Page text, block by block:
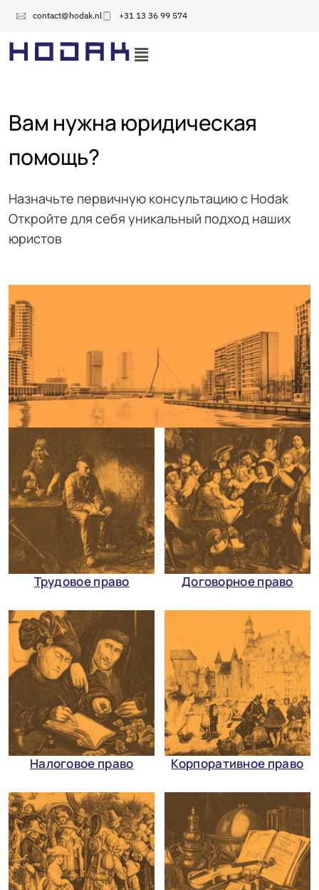
contact@hodak.nl +31 13 36 99 574
Вам нужна юридическая
помощь?
Назначьте первичную консультацию с Hodak
Откройте для себя уникальный подход наших
юристов
Трудовое право Договорное право
Налоговое право Корпоративное право